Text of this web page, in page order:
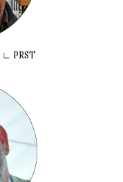
∟ PRST